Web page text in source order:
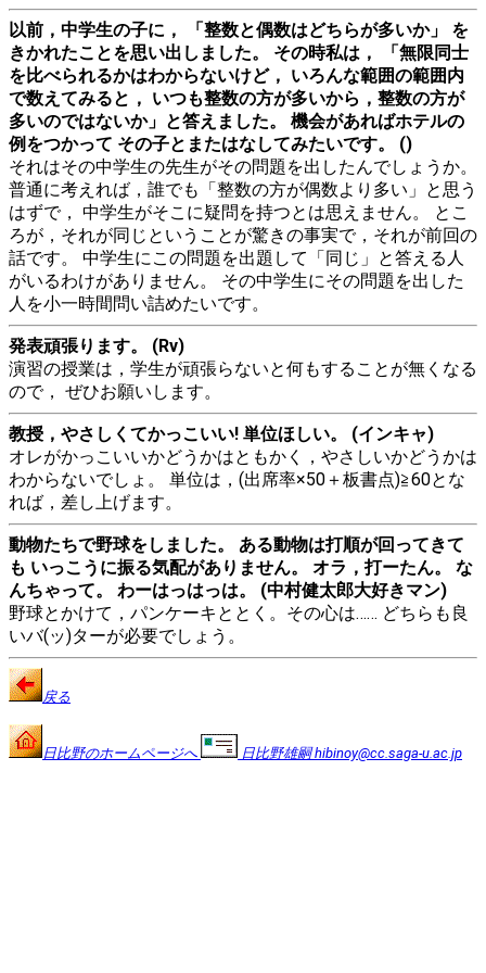
以前，中学生の子に， 「整数と偶数はどちらが多いか」 を
きかれたことを思い出しました。 その時私は， 「無限同士
を比べられるかはわからないけど， いろんな範囲の範囲内
で数えてみると， いつも整数の方が多いから，整数の方が
多いのではないか」と答えました。 機会があればホテルの
例をつかって その子とまたはなしてみたいです。 ()
それはその中学生の先生がその問題を出したんでしょうか。
普通に考えれば，誰でも「整数の方が偶数より多い」と思う
はずで， 中学生がそこに疑問を持つとは思えません。 とこ
ろが，それが同じということが驚きの事実で，それが前回の
話です。 中学生にこの問題を出題して「同じ」と答える人
がいるわけがありません。 その中学生にその問題を出した
人を小一時間問い詰めたいです。
発表頑張ります。 (Rv)
演習の授業は，学生が頑張らないと何もすることが無くなる
ので， ぜひお願いします。
教授，やさしくてかっこいい! 単位ほしい。 (インキャ)
オレがかっこいいかどうかはともかく，やさしいかどうかは
わからないでしょ。 単位は，(出席率×50＋板書点)≧60とな
れば，差し上げます。
動物たちで野球をしました。 ある動物は打順が回ってきて
も いっこうに振る気配がありません。 オラ，打ーたん。 な
んちゃって。 わーはっはっは。 (中村健太郎大好きマン)
野球とかけて，パンケーキととく。その心は…… どちらも良
いバ(ッ)ターが必要でしょう。
戻る
日比野のホームページへ 日比野雄嗣 hibinoy@cc.saga-u.ac.jp